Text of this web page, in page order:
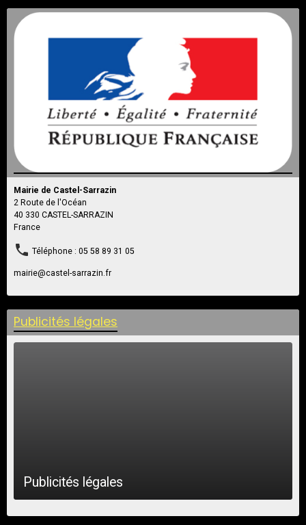
Mairie de Castel-Sarrazin
2 Route de l'Océan
40 330 CASTEL-SARRAZIN
France
Téléphone : 05 58 89 31 05
mairie@castel-sarrazin.fr
Publicités légales
Publicités légales